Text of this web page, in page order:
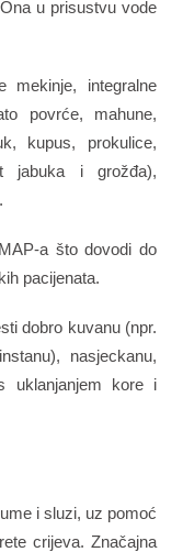
u prisustvu vode
mekinje, integralne
povrće, mahune,
kupus, prokulice,
jabuka i grožđa),
a što dovodi do
pacijenata.
dobro kuvanu (npr.
nasjeckanu,
uklanjanjem kore i
i sluzi, uz pomoć
crijeva. Značajna